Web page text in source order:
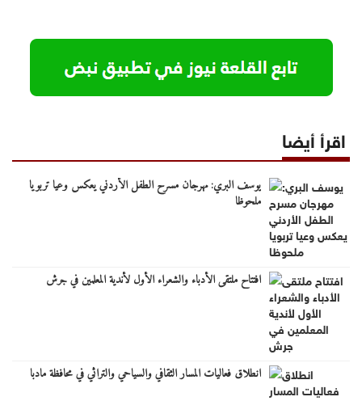
اقرأ أيضا
يوسف البري: مهرجان مسرح الطفل الأردني يعكس وعيا تربويا
ملحوظا
افتتاح ملتقى الأدباء والشعراء الأول لأندية المعلمين في جرش
انطلاق فعاليات المسار الثقافي والسياحي والتراثي في محافظة مادبا